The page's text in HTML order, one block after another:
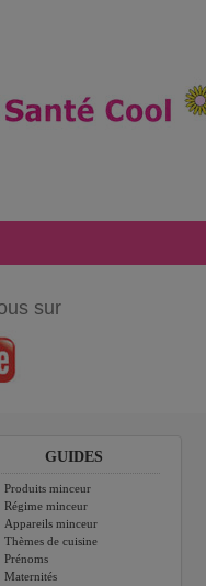
sur
GUIDES
Produits minceur
Régime minceur
Appareils minceur
Thèmes de cuisine
Prénoms
Maternités